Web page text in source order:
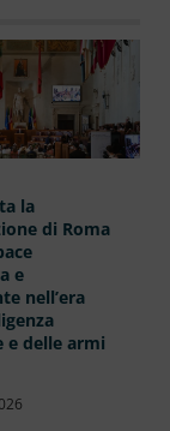
la
di Roma
e
nell’era
e delle armi